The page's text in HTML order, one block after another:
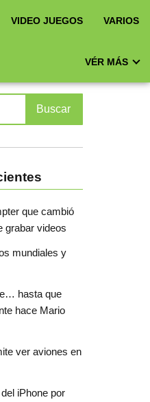
VIDEO JUEGOS VARIOS
VÉR MÁS
que cambió
grabar videos
mundiales y
hasta que
hace Mario
ver aviones en
iPhone por